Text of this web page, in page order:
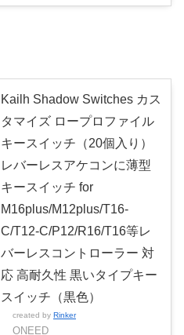
Kailh Shadow Switches カス
タマイズ ロープロファイル
キースイッチ（20個入り）
レバーレスアケコンに薄型
キースイッチ for
M16plus/M12plus/T16-
C/T12-C/P12/R16/T16等レ
バーレスコントローラー 対
応 高耐久性 黒いタイプキー
スイッチ（黒色）
created by Rinker
ONEED